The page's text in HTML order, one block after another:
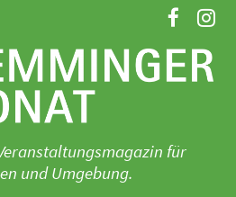
für
und Umgebung.